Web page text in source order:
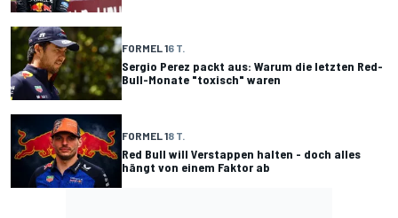
FORMEL 16 T.
Sergio Perez packt aus: Warum die letzten Red-
Bull-Monate "toxisch" waren
FORMEL 18 T.
Red Bull will Verstappen halten - doch alles
hängt von einem Faktor ab